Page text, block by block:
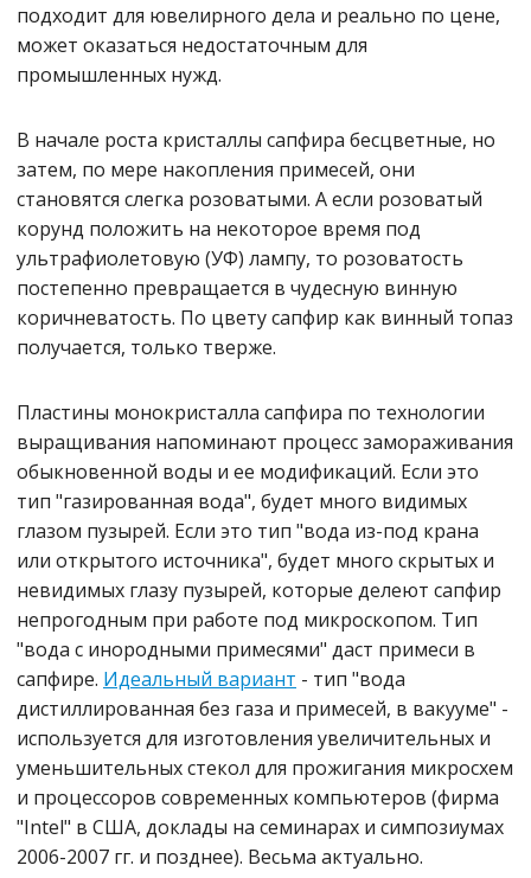
подходит для ювелирного дела и реально по цене,
может оказаться недостаточным для
промышленных нужд.
В начале роста кристаллы сапфира бесцветные, но
затем, по мере накопления примесей, они
становятся слегка розоватыми. А если розоватый
корунд положить на некоторое время под
ультрафиолетовую (УФ) лампу, то розоватость
постепенно превращается в чудесную винную
коричневатость. По цвету сапфир как винный топаз
получается, только тверже.
Пластины монокристалла сапфира по технологии
выращивания напоминают процесс замораживания
обыкновенной воды и ее модификаций. Если это
тип "газированная вода", будет много видимых
глазом пузырей. Если это тип "вода из-под крана
или открытого источника", будет много скрытых и
невидимых глазу пузырей, которые делеют сапфир
непрогодным при работе под микроскопом. Тип
"вода с инородными примесями" даст примеси в
сапфире. Идеальный вариант - тип "вода
дистиллированная без газа и примесей, в вакууме" -
используется для изготовления увеличительных и
уменьшительных стекол для прожигания микросхем
и процессоров современных компьютеров (фирма
"Intel" в США, доклады на семинарах и симпозиумах
2006-2007 гг. и позднее). Весьма актуально.